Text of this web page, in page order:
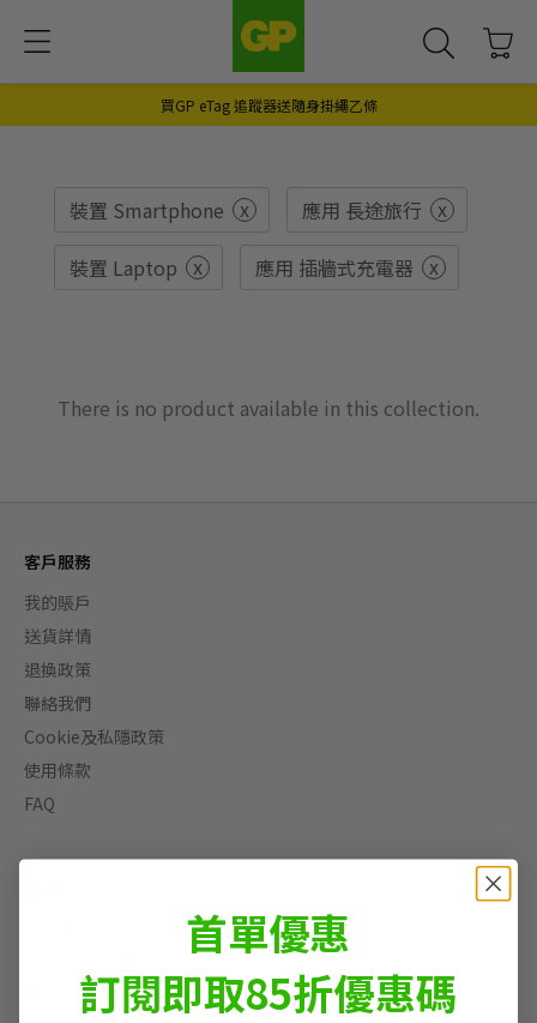
買GP eTag 追蹤器送隨身掛繩乙條
裝置 Smartphone x 應用 長途旅行 x
裝置 Laptop x 應用 插牆式充電器 x
There is no product available in this collection.
客戶服務
我的賬戶
送貨詳情
退換政策
聯絡我們
Cookie及私隱政策
使用條款
FAQ
特種電池
首單優惠
訂閱即取85折優惠碼